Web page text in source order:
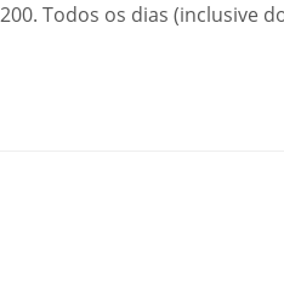
Todos os dias (inclusive